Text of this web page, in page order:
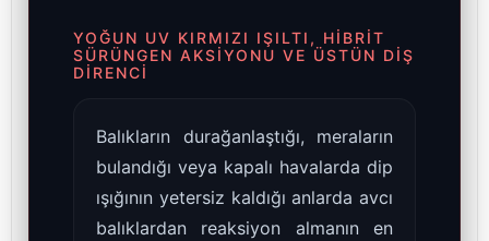
YOĞUN UV KIRMIZI IŞILTI, HIBRIT
SÜRÜNGEN AKSIYONU VE ÜSTÜN DIŞ
DIRENCI
Balıkların durağanlaştığı, meraların
bulandığı veya kapalı havalarda dip
ışığının yetersiz kaldığı anlarda avcı
balıklardan reaksiyon almanın en